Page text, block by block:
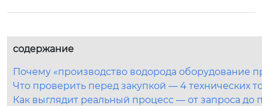
содержание
Почему «производство водорода оборудование
Что проверить перед закупкой — 4 технических
Как выглядит реальный процесс — от запроса до